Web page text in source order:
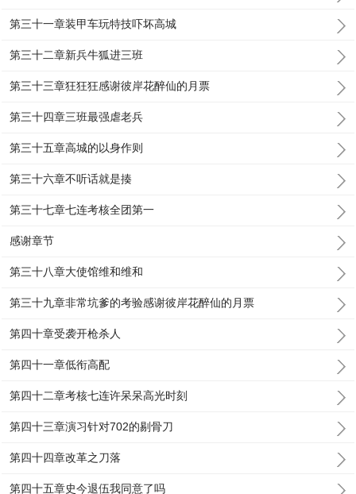
第三十一章装甲车玩特技吓坏高城
第三十二章新兵牛狐进三班
第三十三章狂狂狂感谢彼岸花醉仙的月票
第三十四章三班最强虐老兵
第三十五章高城的以身作则
第三十六章不听话就是揍
第三十七章七连考核全团第一
感谢章节
第三十八章大使馆维和维和
第三十九章非常坑爹的考验感谢彼岸花醉仙的月票
第四十章受袭开枪杀人
第四十一章低衔高配
第四十二章考核七连许呆呆高光时刻
第四十三章演习针对702的剔骨刀
第四十四章改革之刀落
第四十五章史今退伍我同意了吗